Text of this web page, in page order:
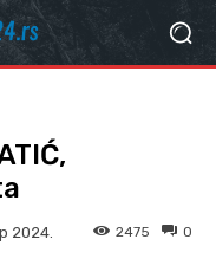
2024. 0
2475